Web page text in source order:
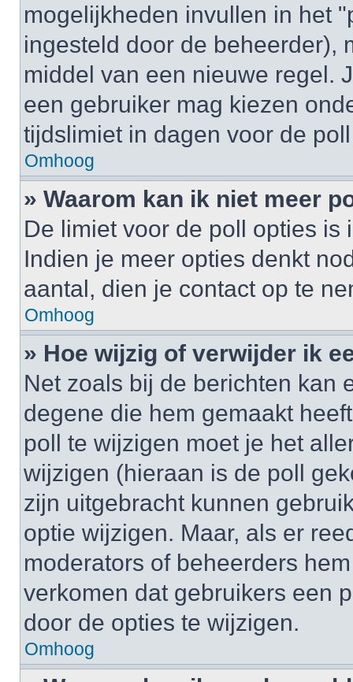
mogelijkheden invullen in het
ingesteld door de beheerder),
middel van een nieuwe regel.
een gebruiker mag kiezen
tijdslimiet in dagen voor de
Omhoog
» Waarom kan ik niet meer
De limiet voor de poll opties is
Indien je meer opties denkt
aantal, dien je contact op te
Omhoog
» Hoe wijzig of verwijder ik
Net zoals bij de berichten kan
degene die hem gemaakt
poll te wijzigen moet je het
wijzigen (hieraan is de poll
zijn uitgebracht kunnen
optie wijzigen. Maar, als er
moderators of beheerders
verkomen dat gebruikers een
door de opties te wijzigen.
Omhoog